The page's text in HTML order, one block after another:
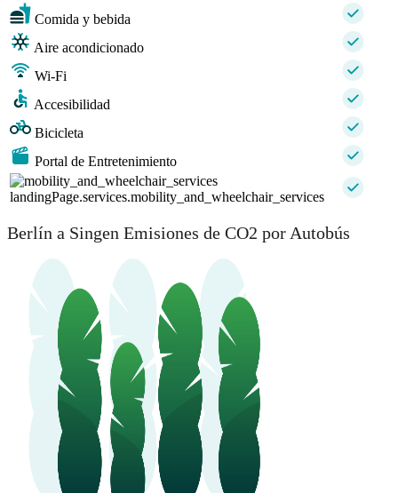
Comida y bebida
Aire acondicionado
Wi-Fi
Accesibilidad
Bicicleta
Portal de Entretenimiento
landingPage.services.mobility_and_wheelchair_services
Berlín a Singen Emisiones de CO2 por Autobús